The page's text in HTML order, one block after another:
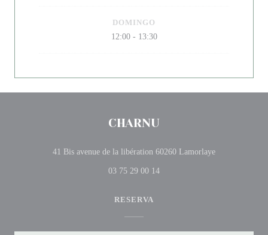
DOMINGO
12:00 - 13:30
CHARNU
41 Bis avenue de la libération 60260 Lamorlaye((abre numa
03 75 29 00 14
RESERVA